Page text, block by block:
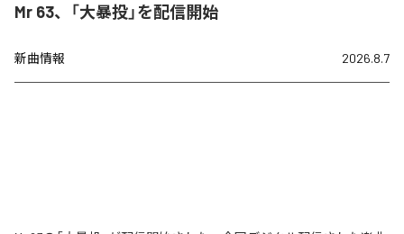
Mr 63、「大暴投」を配信開始
新曲情報 2026.8.7